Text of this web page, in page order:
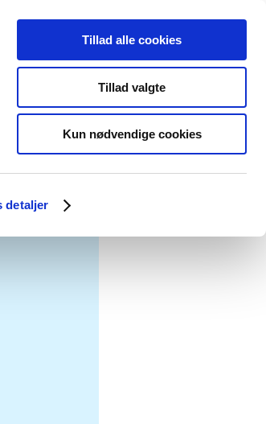
detaljer
Tillad alle cookies
Tillad valgte
Kun nødvendige cookies